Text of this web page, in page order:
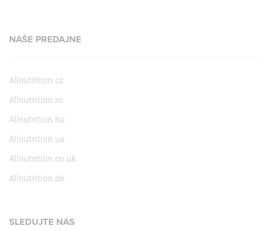
NAŠE PREDAJNE
Allnutrition.cz
Allnutrition.ro
Allnutrition.hu
Allnutrition.ua
Allnutrition.co.uk
Allnutrition.de
SLEDUJTE NÁS